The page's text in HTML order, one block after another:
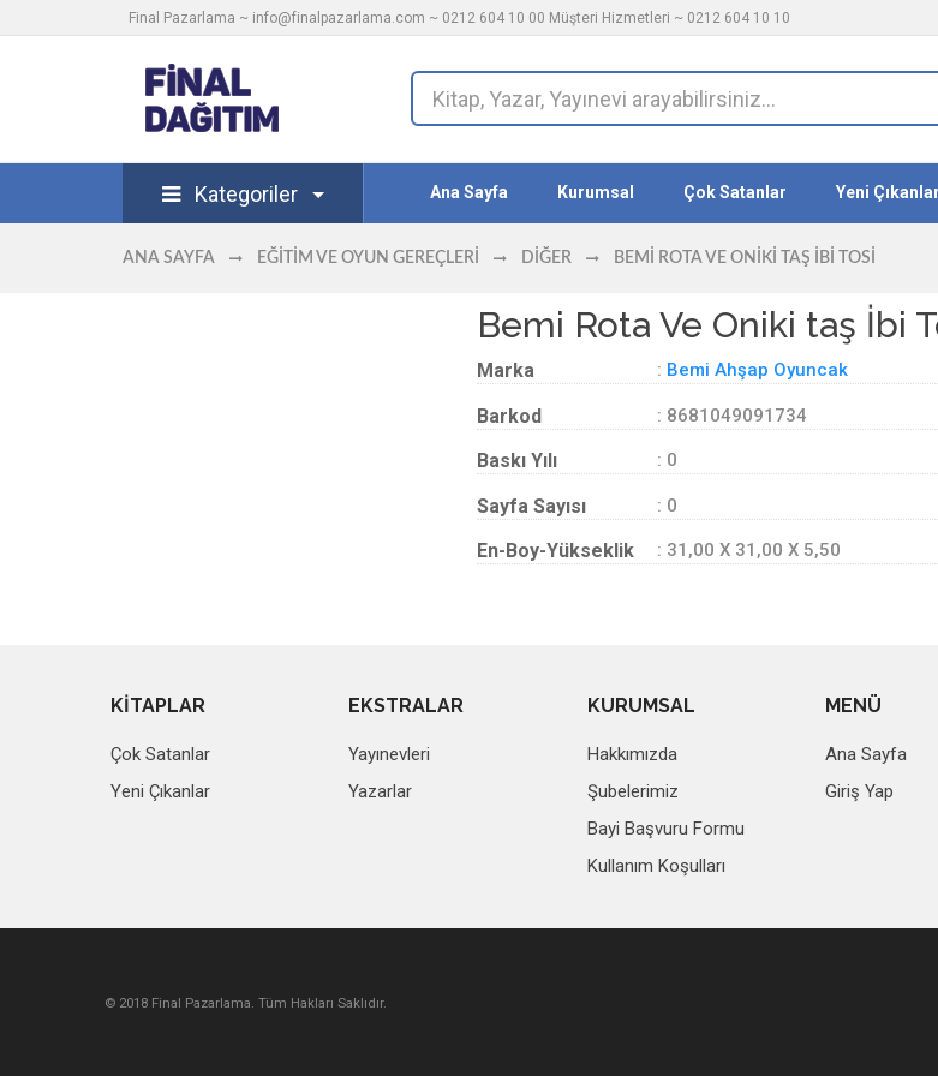
Final Pazarlama ~ info@finalpazarlama.com ~ 0212 604 10 00 Müşteri Hizmetleri ~ 0212 604 10 10
Kategoriler Ana Sayfa Kurumsal Çok Satanlar Yeni Çıkanlar
ANA SAYFA EĞITIM VE OYUN GEREÇLERI DIĞER BEMI ROTA VE ONIKI TAŞ İBI TOSI
Bemi Rota Ve Oniki taş İbi
Marka : Bemi Ahşap Oyuncak
Barkod : 8681049091734
Baskı Yılı : 0
Sayfa Sayısı : 0
En-Boy-Yükseklik : 31,00 X 31,00 X 5,50
KİTAPLAR
Çok Satanlar
Yeni Çıkanlar
EKSTRALAR
Yayınevleri
Yazarlar
KURUMSAL
Hakkımızda
Şubelerimiz
Bayi Başvuru Formu
Kullanım Koşulları
MENÜ
Ana Sayfa
Giriş Yap
© 2018 Final Pazarlama. Tüm Hakları Saklıdır.